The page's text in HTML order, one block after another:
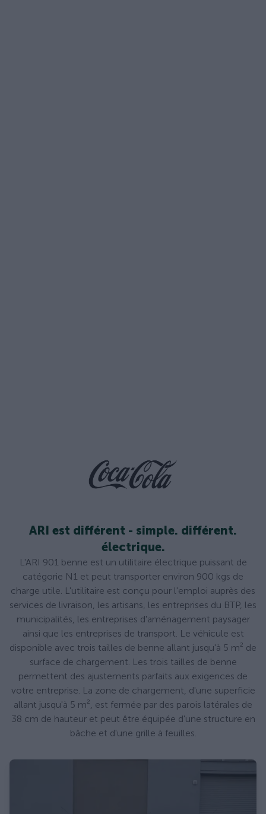
ARI est différent - simple. différent.
électrique.
L'ARI 901 benne est un utilitaire électrique puissant de
catégorie N1 et peut transporter environ 900 kgs de
charge utile. L'utilitaire est conçu pour l'emploi auprès des
services de livraison, les artisans, les entreprises du BTP, les
municipalités, les entreprises d'aménagement paysager
ainsi que les entreprises de transport. Le véhicule est
disponible avec trois tailles de benne allant jusqu'à 5 m² de
surface de chargement. Les trois tailles de benne
permettent des ajustements parfaits aux exigences de
votre entreprise. La zone de chargement, d'une superficie
allant jusqu'à 5 m², est fermée par des parois latérales de
38 cm de hauteur et peut être équipée d'une structure en
bâche et d'une grille à feuilles.